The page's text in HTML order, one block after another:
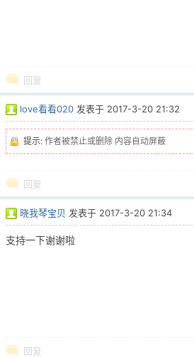
回复
love看看020 发表于 2017-3-20 21:32
提示: 作者被禁止或删除 内容自动屏蔽
回复
晓我琴宝贝 发表于 2017-3-20 21:34
支持一下谢谢啦
回复